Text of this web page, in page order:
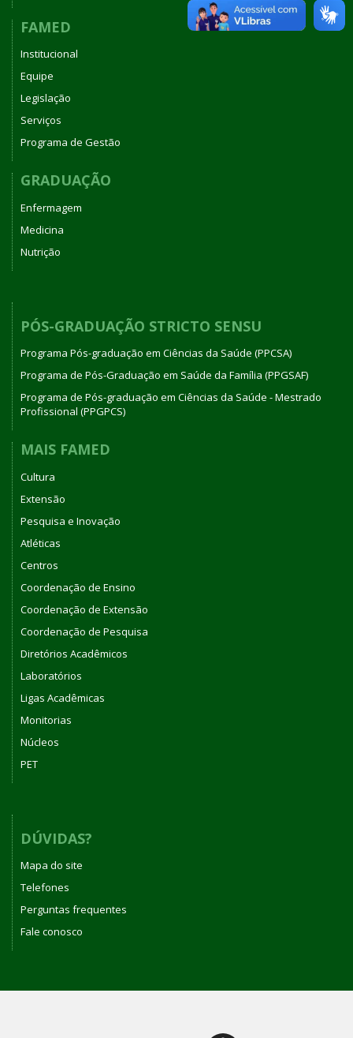
FAMED
Institucional
Equipe
Legislação
Serviços
Programa de Gestão
GRADUAÇÃO
Enfermagem
Medicina
Nutrição
PÓS-GRADUAÇÃO STRICTO SENSU
Programa Pós-graduação em Ciências da Saúde (PPCSA)
Programa de Pós-Graduação em Saúde da Família (PPGSAF)
Programa de Pós-graduação em Ciências da Saúde - Mestrado
Profissional (PPGPCS)
MAIS FAMED
Cultura
Extensão
Pesquisa e Inovação
Atléticas
Centros
Coordenação de Ensino
Coordenação de Extensão
Coordenação de Pesquisa
Diretórios Acadêmicos
Laboratórios
Ligas Acadêmicas
Monitorias
Núcleos
PET
DÚVIDAS?
Mapa do site
Telefones
Perguntas frequentes
Fale conosco